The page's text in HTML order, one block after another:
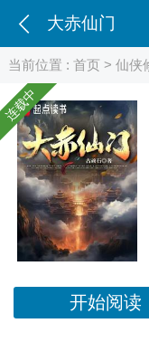
当前位置 :首页 >仙侠
连载中
开始阅读
大赤仙门